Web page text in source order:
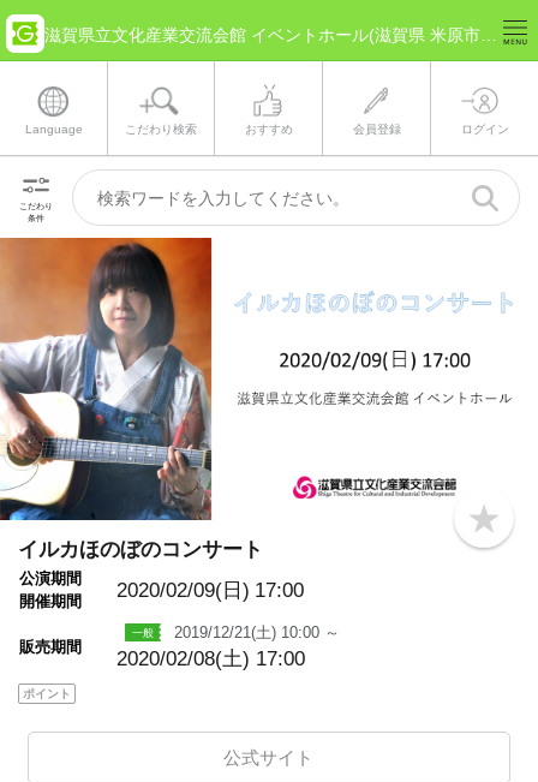
Language こだわり検索 おすすめ 会員登録 ログイン
こだわり
条件
b
o
イルカほのぼのコンサート
公演期間
開催期間
2020/02/09(日) 17:00
販売期間
2019/12/21(土) 10:00 ～
2020/02/08(土) 17:00
ポイント
公式サイト